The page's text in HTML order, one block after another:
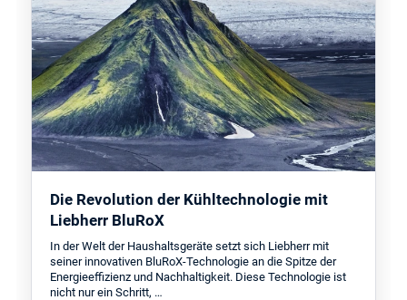
Die Revolution der Kühltechnologie mit
Liebherr BluRoX
In der Welt der Haushaltsgeräte setzt sich Liebherr mit
seiner innovativen BluRoX-Technologie an die Spitze der
Energieeffizienz und Nachhaltigkeit. Diese Technologie ist
nicht nur ein Schritt, …